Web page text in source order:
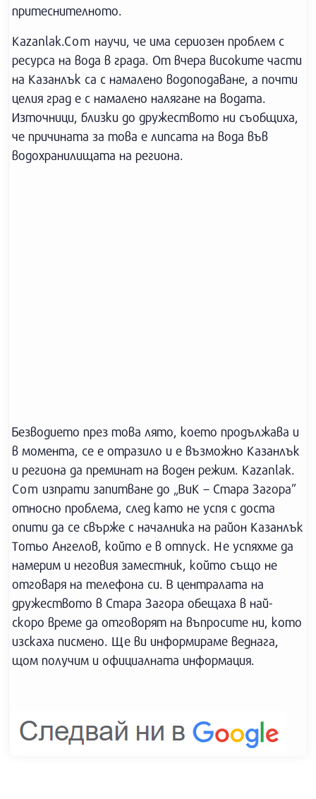
притеснителното.
Kazanlak.Com научи, че има сериозен проблем с
ресурса на вода в града. От вчера високите части
на Казанлък са с намалено водоподаване, а почти
целия град е с намалено налягане на водата.
Източници, близки до дружеството ни съобщиха,
че причината за това е липсата на вода във
водохранилищата на региона.
Безводието през това лято, което продължава и
в момента, се е отразило и е възможно Казанлък
и региона да преминат на воден режим. Kazanlak.
Com изпрати запитване до „ВиК – Стара Загора”
относно проблема, след като не успя с доста
опити да се свърже с началника на район Казанлък
Тотьо Ангелов, който е в отпуск. Не успяхме да
намерим и неговия заместник, който също не
отговаря на телефона си. В централата на
дружеството в Стара Загора обещаха в най-
скоро време да отговорят на въпросите ни, кото
изскаха писмено. Ще ви информираме веднага,
щом получим и официалната информация.